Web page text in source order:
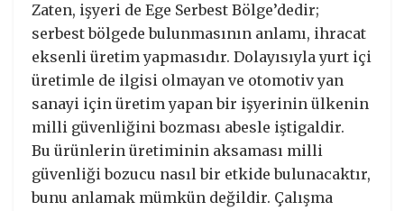
Zaten, işyeri de Ege Serbest Bölge’dedir;
serbest bölgede bulunmasının anlamı, ihracat
eksenli üretim yapmasıdır. Dolayısıyla yurt içi
üretimle de ilgisi olmayan ve otomotiv yan
sanayi için üretim yapan bir işyerinin ülkenin
milli güvenliğini bozması abesle iştigaldir.
Bu ürünlerin üretiminin aksaması milli
güvenliği bozucu nasıl bir etkide bulunacaktır,
bunu anlamak mümkün değildir. Çalışma